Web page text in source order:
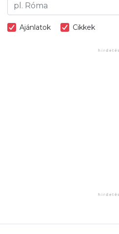
Ajánlatok Cikkek